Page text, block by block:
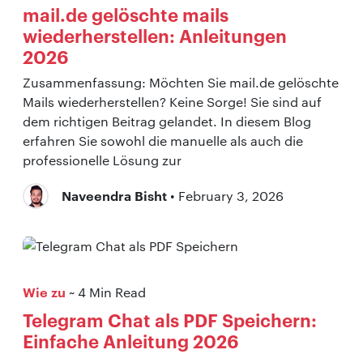
mail.de gelöschte mails
wiederherstellen: Anleitungen
2026
Zusammenfassung: Möchten Sie mail.de gelöschte
Mails wiederherstellen? Keine Sorge! Sie sind auf
dem richtigen Beitrag gelandet. In diesem Blog
erfahren Sie sowohl die manuelle als auch die
professionelle Lösung zur
Naveendra Bisht • February 3, 2026
Wie zu ~ 4 Min Read
Telegram Chat als PDF Speichern:
Einfache Anleitung 2026